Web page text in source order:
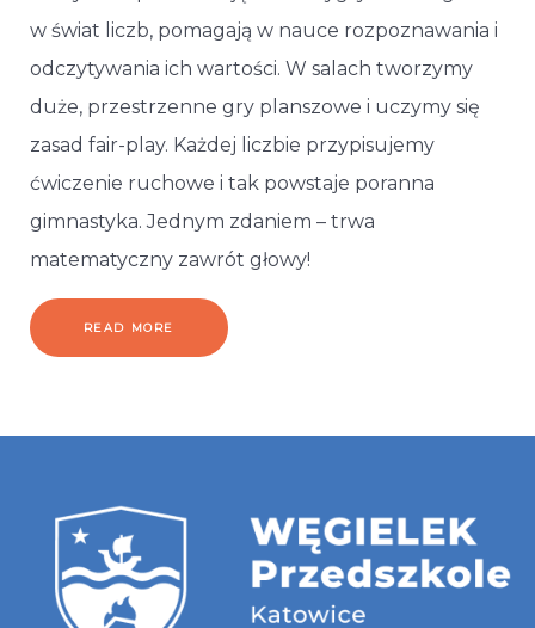
w świat liczb, pomagają w nauce rozpoznawania i
odczytywania ich wartości. W salach tworzymy
duże, przestrzenne gry planszowe i uczymy się
zasad fair-play. Każdej liczbie przypisujemy
ćwiczenie ruchowe i tak powstaje poranna
gimnastyka. Jednym zdaniem – trwa
matematyczny zawrót głowy!
READ MORE